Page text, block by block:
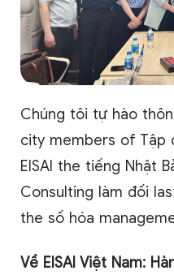
Chúng tôi tự hào
city members of Tập
EISAI the tiếng Nhật
Consulting làm đối
the số hóa
Về EISAI Việt Nam: